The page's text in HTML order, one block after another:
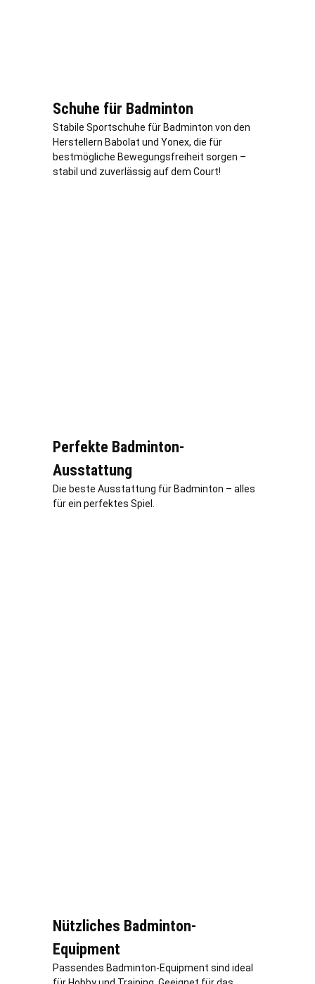
Schuhe für Badminton
Stabile Sportschuhe für Badminton von den
Herstellern Babolat und Yonex, die für
bestmögliche Bewegungsfreiheit sorgen –
stabil und zuverlässig auf dem Court!
Perfekte Badminton-
Ausstattung
Die beste Ausstattung für Badminton – alles
für ein perfektes Spiel.
Nützliches Badminton-
Equipment
Passendes Badminton-Equipment sind ideal